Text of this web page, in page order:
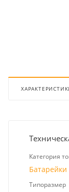
Категория
Батарейки
Типоразмер